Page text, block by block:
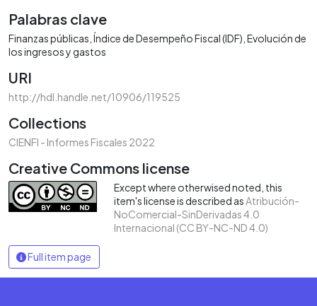
Palabras clave
Finanzas públicas Índice de Desempeño Fiscal (IDF) Evolución de
los ingresos y gastos
URI
http://hdl.handle.net/10906/119525
Collections
CIENFI - Informes Fiscales 2022
Creative Commons license
Except where otherwised noted, this
item's license is described asAtribución-
NoComercial-SinDerivadas 4.0
Internacional (CC BY-NC-ND 4.0)
Full item page